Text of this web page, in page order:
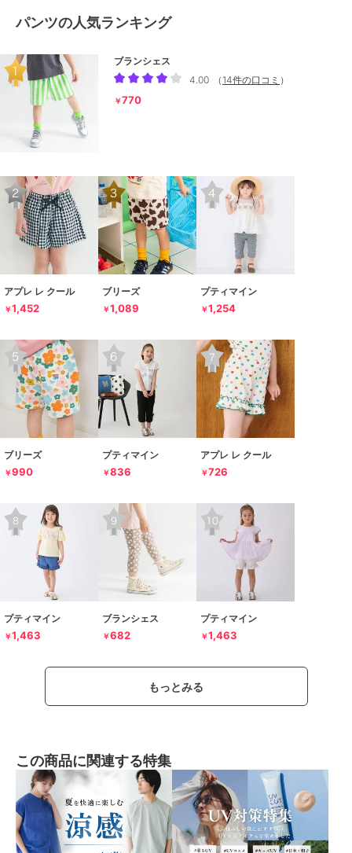
パンツの人気ランキング
ブランシェス
4.00
（ 14件の口コミ ）
￥770
アプレ レ クール
￥1,452
ブリーズ
￥1,089
プティマイン
￥1,254
ブリーズ
￥990
プティマイン
￥836
アプレ レ クール
￥726
プティマイン
￥1,463
ブランシェス
￥682
プティマイン
￥1,463
もっとみる
この商品に関連する特集